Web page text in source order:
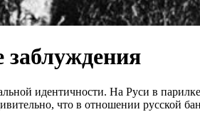
заблуждения
идентичности. На Руси в
что в отношении русской